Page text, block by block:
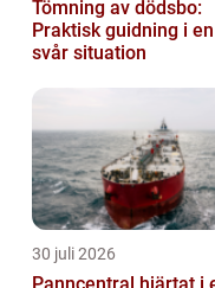
Tömning av dödsbo:
Praktisk guidning i en
svår situation
30 juli 2026